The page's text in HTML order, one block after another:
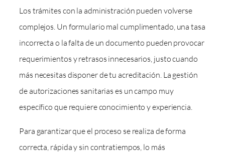
Los trámites con la administración pueden volverse
complejos. Un formulario mal cumplimentado, una tasa
incorrecta o la falta de un documento pueden provocar
requerimientos y retrasos innecesarios, justo cuando
más necesitas disponer de tu acreditación. La gestión
de autorizaciones sanitarias es un campo muy
específico que requiere conocimiento y experiencia.
Para garantizar que el proceso se realiza de forma
correcta, rápida y sin contratiempos, lo más